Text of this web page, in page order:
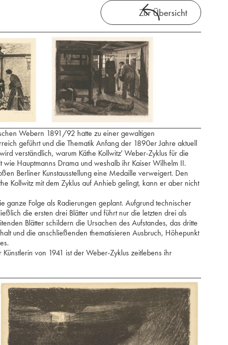
Zur Übersicht
Webern 1891/92 hatte zu einer gewaltigen
geführt und die Thematik Anfang der 1890er Jahre aktuell
verständlich, warum Käthe Kollwitz' Weber-Zyklus für die
wie Hauptmanns Drama und weshalb ihr Kaiser Wilhelm II.
Berliner Kunstausstellung eine Medaille verweigert. Den
Kollwitz mit dem Zyklus auf Anhieb gelingt, kann er aber nicht
ganze Folge als Radierungen geplant. Aufgrund technischer
die ersten drei Blätter und führt nur die letzten drei als
Blätter schildern die Ursachen des Aufstandes, das dritte
und die anschließenden thematisieren Ausbruch, Höhepunkt
von 1941 ist der Weber-Zyklus zeitlebens ihr